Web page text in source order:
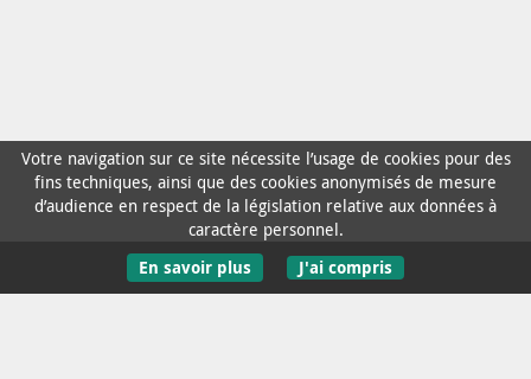
Votre navigation sur ce site nécessite l’usage de cookies pour des
fins techniques, ainsi que des cookies anonymisés de mesure
d’audience en respect de la législation relative aux données à
caractère personnel.
En savoir plus
J'ai compris